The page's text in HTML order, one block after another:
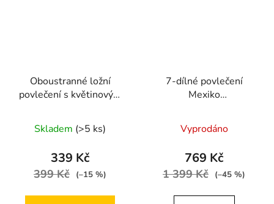
Oboustranné ložní
povlečení s květinovým
barvách 140 × 200 cm /
70 × 90 cm
Skladem (>5 ks)
339 Kč
399 Kč (–15 %)
7-dílné povlečení
Mexiko
modrá oranžová
140x200 na dvě
Vyprodáno
769 Kč
1 399 Kč (–45 %)